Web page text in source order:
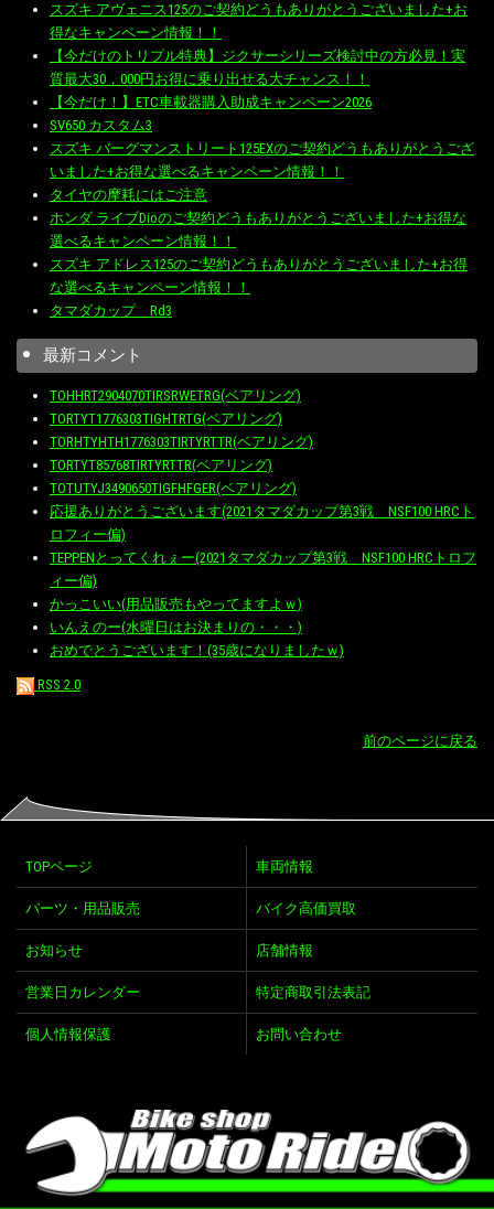
スズキ アヴェニス125のご契約どうもありがとうございました+お
得なキャンペーン情報！！
【今だけのトリプル特典】ジクサーシリーズ検討中の方必見！実
質最大30，000円お得に乗り出せる大チャンス！！
【今だけ！】ETC車載器購入助成キャンペーン2026
SV650 カスタム3
スズキ バーグマンストリート125EXのご契約どうもありがとうござ
いました+お得な選べるキャンペーン情報！！
タイヤの摩耗にはご注意
ホンダ ライブDioのご契約どうもありがとうございました+お得な
選べるキャンペーン情報！！
スズキ アドレス125のご契約どうもありがとうございました+お得
な選べるキャンペーン情報！！
タマダカップ Rd3
最新コメント
TOHHRT2904070TIRSRWETRG(ベアリング)
TORTYT1776303TIGHTRTG(ベアリング)
TORHTYHTH1776303TIRTYRTTR(ベアリング)
TORTYT85768TIRTYRTTR(ベアリング)
TOTUTYJ3490650TIGFHFGER(ベアリング)
応援ありがとうございます(2021タマダカップ第3戦 NSF100 HRCト
ロフィー偏)
TEPPENとってくれぇー(2021タマダカップ第3戦 NSF100 HRCトロフ
ィー偏)
かっこいい(用品販売もやってますよｗ)
いんえのー(水曜日はお決まりの・・・)
おめでとうございます！(35歳になりましたｗ)
RSS 2.0
前のページに戻る
TOPページ 車両情報
パーツ・用品販売 バイク高価買取
お知らせ 店舗情報
営業日カレンダー 特定商取引法表記
個人情報保護 お問い合わせ